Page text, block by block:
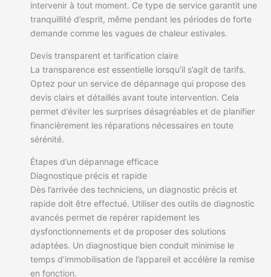
intervenir à tout moment. Ce type de service garantit une
tranquillité d’esprit, même pendant les périodes de forte
demande comme les vagues de chaleur estivales.
Devis transparent et tarification claire
La transparence est essentielle lorsqu’il s’agit de tarifs.
Optez pour un service de dépannage qui propose des
devis clairs et détaillés avant toute intervention. Cela
permet d’éviter les surprises désagréables et de planifier
financièrement les réparations nécessaires en toute
sérénité.
Étapes d’un dépannage efficace
Diagnostique précis et rapide
Dès l’arrivée des techniciens, un diagnostic précis et
rapide doit être effectué. Utiliser des outils de diagnostic
avancés permet de repérer rapidement les
dysfonctionnements et de proposer des solutions
adaptées. Un diagnostique bien conduit minimise le
temps d’immobilisation de l’appareil et accélère la remise
en fonction.